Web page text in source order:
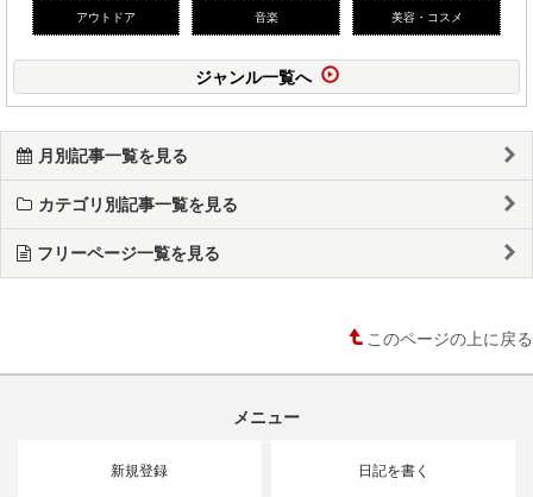
アウトドア 音楽 美容・コスメ
ジャンル一覧へ
月別記事一覧を見る
カテゴリ別記事一覧を見る
フリーページ一覧を見る
このページの上に戻る
メニュー
新規登録 日記を書く